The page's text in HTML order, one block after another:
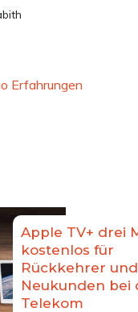
Erfahrungen
Apple TV+ drei
kostenlos für
Rückkehrer und
Neukunden bei
Telekom